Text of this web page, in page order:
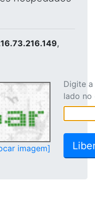
,
imagem]
Digite
lado no